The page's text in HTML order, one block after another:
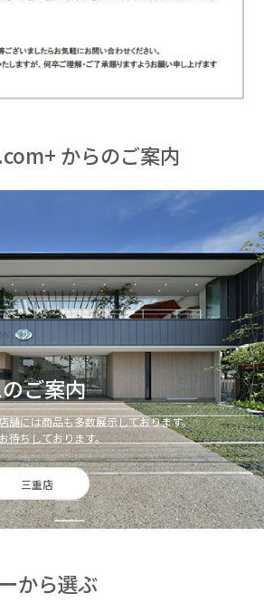
からのご案内
ご案内
舗には商品も多数展示しております。
待ちしております。
三重店
から選ぶ